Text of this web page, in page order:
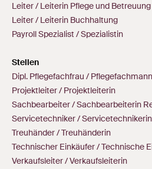
Leiter / Leiterin Pflege und Betreuung
Leiter / Leiterin Buchhaltung
Payroll Spezialist / Spezialistin
Stellen
Dipl. Pflegefachfrau / Pflegefachmann
Projektleiter / Projektleiterin
Sachbearbeiter / Sachbearbeiterin
Servicetechniker / Servicetechnikerin
Treuhänder / Treuhänderin
Technischer Einkäufer / Technische
Verkaufsleiter / Verkaufsleiterin